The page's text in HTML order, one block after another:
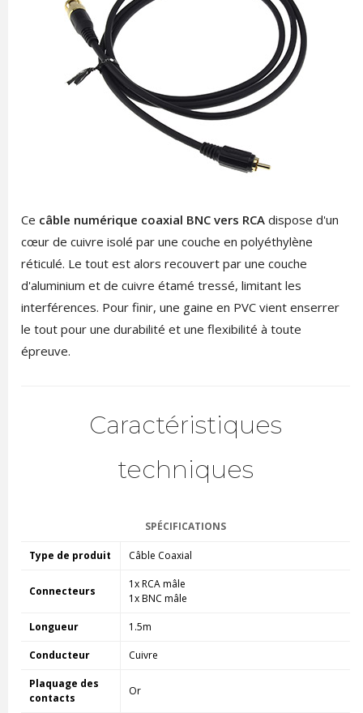
Ce câble numérique coaxial BNC vers RCAdispose d'un
cœur de cuivre isolé par une couche en polyéthylène
réticulé. Le tout est alors recouvert par une couche
d'aluminium et de cuivre étamé tressé, limitant les
interférences. Pour finir, une gaine en PVC vient enserrer
le tout pour une durabilité et une flexibilité à toute
épreuve.
Caractéristiques
techniques
SPÉCIFICATIONS
Type de produit Câble Coaxial
Connecteurs
1x RCA mâle
1x BNC mâle
Longueur 1.5m
Conducteur Cuivre
Plaquage des
contacts
Or